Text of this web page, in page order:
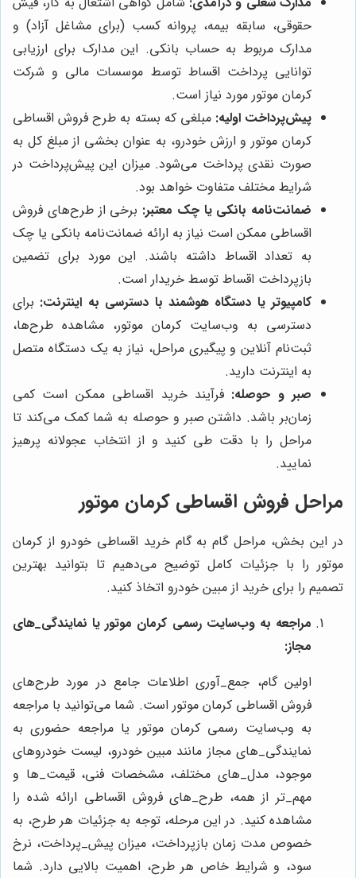
حقوقی، سابقه بیمه، پروانه کسب (برای مشاغل آزاد) و
مدارک مربوط به حساب بانکی. این مدارک برای ارزیابی
توانایی پرداخت اقساط توسط موسسات مالی و شرکت
کرمان موتور مورد نیاز است.
پیش‌پرداخت اولیه: مبلغی که بسته به طرح فروش اقساطی
کرمان موتور و ارزش خودرو، به عنوان بخشی از مبلغ کل به
صورت نقدی پرداخت می‌شود. میزان این پیش‌پرداخت در
شرایط مختلف متفاوت خواهد بود.
ضمانت‌نامه بانکی یا چک معتبر: برخی از طرح‌های فروش
اقساطی ممکن است نیاز به ارائه ضمانت‌نامه بانکی یا چک
به تعداد اقساط داشته باشند. این مورد برای تضمین
بازپرداخت اقساط توسط خریدار است.
کامپیوتر یا دستگاه هوشمند با دسترسی به اینترنت: برای
دسترسی به وب‌سایت کرمان موتور، مشاهده طرح‌ها،
ثبت‌نام آنلاین و پیگیری مراحل، نیاز به یک دستگاه متصل
به اینترنت دارید.
صبر و حوصله: فرآیند خرید اقساطی ممکن است کمی
زمان‌بر باشد. داشتن صبر و حوصله به شما کمک می‌کند تا
مراحل را با دقت طی کنید و از انتخاب عجولانه پرهیز
نمایید.
مراحل فروش اقساطی کرمان موتور
در این بخش، مراحل گام به گام خرید اقساطی خودرو از کرمان
موتور را با جزئیات کامل توضیح می‌دهیم تا بتوانید بهترین
تصمیم را برای خرید از مبین خودرو اتخاذ کنید.
مراجعه به وب‌سایت رسمی کرمان موتور یا نمایندگی‌_های
مجاز:
اولین گام، جمع‌_آوری اطلاعات جامع در مورد طرح‌های
فروش اقساطی کرمان موتور است. شما می‌توانید با مراجعه
به وب‌سایت رسمی کرمان موتور یا مراجعه حضوری به
نمایندگی‌_های مجاز مانند مبین خودرو، لیست خودروهای
موجود، مدل‌_های مختلف، مشخصات فنی، قیمت‌_ها و
مهم‌_تر از همه، طرح‌_های فروش اقساطی ارائه شده را
مشاهده کنید. در این مرحله، توجه به جزئیات هر طرح، به
خصوص مدت زمان بازپرداخت، میزان پیش‌_پرداخت، نرخ
سود، و شرایط خاص هر طرح، اهمیت بالایی دارد. شما